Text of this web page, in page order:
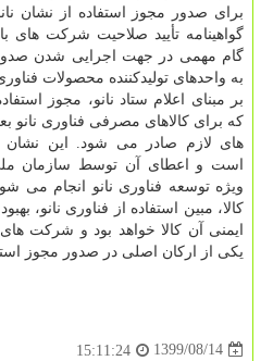
برای صدور مجوز استفاده از نشان
گواهینامه تأیید صلاحیت شرکت های
گام مهمی در جهت اجرایی شدن صدور
به واحدهای تولیدکننده محصولات
بر مبنای اعلام ستاد نانو، مجوز
که برای کالاهای مصرفی فناوری نانو
های لازم صادر می شود. این نشان
است و اعطای آن توسط سازمان ملی
ویژه توسعه فناوری نانو انجام می
کالا، مبین استفاده از فناوری نانو،
ایمنی آن کالا خواهد بود و شرکت
یکی از ارکان اصلی در صدور مجوز
1399/08/14
15:11:24